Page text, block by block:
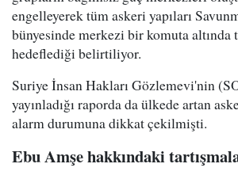
engelleyerek tüm askeri yapıları
bünyesinde merkezi bir komuta altında
hedeflediği belirtiliyor.
Suriye İnsan Hakları Gözlemevi'nin
yayınladığı raporda da ülkede artan
alarm durumuna dikkat çekilmişti.
Ebu Amşe hakkındaki